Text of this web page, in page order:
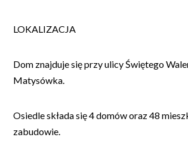
LOKALIZACJA
Dom znajduje się przy ulicy Świętego
Matysówka.
Osiedle składa się 4 domów oraz 48
zabudowie.